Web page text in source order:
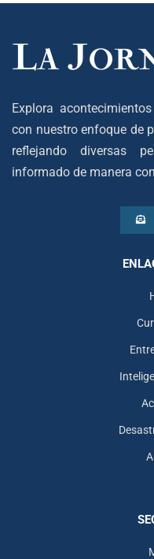
Explora
con nuestro enfoque de
reflejando diversas
informado de manera